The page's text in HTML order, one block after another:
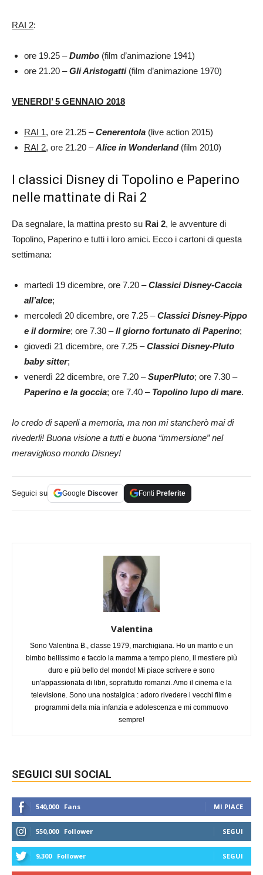
RAI 2:
ore 19.25 –Dumbo (film d’animazione 1941)
ore 21.20 –Gli Aristogatti (film d’animazione 1970)
VENERDI’ 5 GENNAIO 2018
RAI 1, ore 21.25 –Cenerentola (live action 2015)
RAI 2, ore 21.20 –Alice in Wonderland (film 2010)
I classici Disney di Topolino e Paperino
nelle mattinate di Rai 2
Da segnalare, la mattina presto su Rai 2, le avventure di
Topolino, Paperino e tutti i loro amici. Ecco i cartoni di questa
settimana:
martedì 19 dicembre, ore 7.20 –Classici Disney-Caccia
all’alce;
mercoledì 20 dicembre, ore 7.25 –Classici Disney-Pippo
e il dormire; ore 7.30 –Il giorno fortunato di Paperino;
giovedì 21 dicembre, ore 7.25 –Classici Disney-Pluto
baby sitter;
venerdì 22 dicembre, ore 7.20 –SuperPluto; ore 7.30 –
Paperino e la goccia; ore 7.40 – Topolino lupo di mare.
Io credo di saperli a memoria, ma non mi stancherò mai di
rivederli! Buona visione a tutti e buona “immersione” nel
meraviglioso mondo Disney!
Seguici su Google Discover Fonti Preferite
Valentina
Sono Valentina B., classe 1979, marchigiana. Ho un marito e un
bimbo bellissimo e faccio la mamma a tempo pieno, il mestiere più
duro e più bello del mondo! Mi piace scrivere e sono
un'appassionata di libri, soprattutto romanzi. Amo il cinema e la
televisione. Sono una nostalgica : adoro rivedere i vecchi film e
programmi della mia infanzia e adolescenza e mi commuovo
sempre!
SEGUICI SUI SOCIAL
540,000 Fans MI PIACE
550,000 Follower SEGUI
9,300 Follower SEGUI